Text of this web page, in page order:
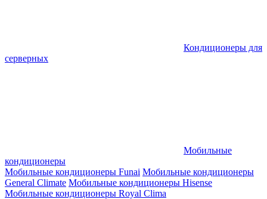
Кондиционеры для
серверных
Мобильные
кондиционеры
Мобильные кондиционеры Funai Мобильные кондиционеры
General Climate Мобильные кондиционеры Hisense
Мобильные кондиционеры Royal Clima